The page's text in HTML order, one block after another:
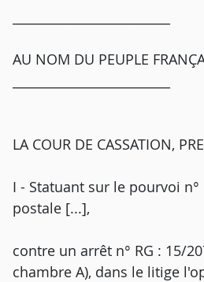
AU NOM DU PEUPLE
LA COUR DE CASSATION,
I - Statuant sur le pourvoi
postale [...],
contre un arrêt n° RG : 15/
chambre A), dans le litige